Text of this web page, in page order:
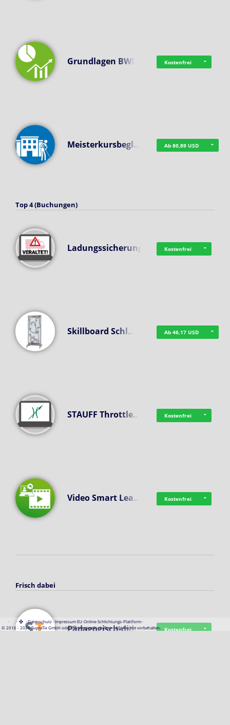
Grundlagen BWL Kostenfrei
Meisterkursbegl… Ab 80,89 USD
Top 4 (Buchungen)
Ladungssicherung Kostenfrei
Skillboard Schl… Ab 46,17 USD
STAUFF Throttle… Kostenfrei
Video Smart Lea… Kostenfrei
Frisch dabei
Pädagogisch-did… Kostenfrei
· · ·Datenschutz·Impressum EU-Online-Schlichtungs-Plattform·
© 2016 - 2026 SupraTix GmbH oder Partnergesellschaften - Alle Rechte vorbehalten.